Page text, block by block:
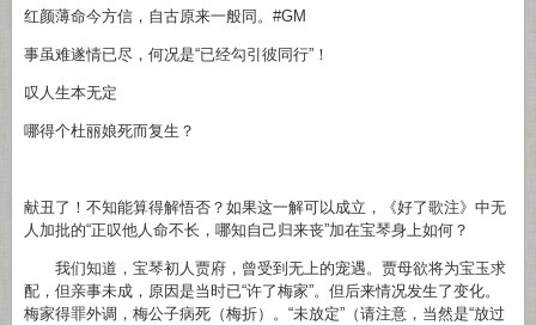
红颜薄命今方信，自古原来一般同。#GM
事虽难遂情已尽，何况是“已经勾引彼同行”！
叹人生本无定
哪得个杜丽娘死而复生？
献丑了！不知能算得解悟否？如果这一解可以成立，《好了歌注》中无
人加批的“正叹他人命不长，哪知自己归来丧”加在宝琴身上如何？
我们知道，宝琴初人贾府，曾受到无上的宠遇。贾母欲将为宝玉求
配，但亲事未成，原因是当时已“许了梅家”。但后来情况发生了变化。
梅家得罪外调，梅公子病死（梅折）。“未放定”（请注意，当然是“放过